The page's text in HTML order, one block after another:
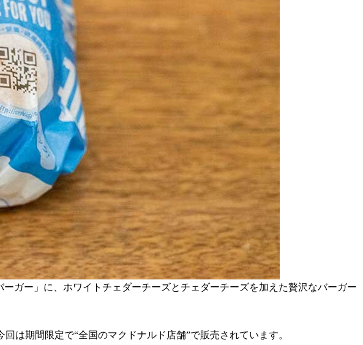
ガー」に、ホワイトチェダーチーズとチェダーチーズを加えた贅沢なバーガー
は期間限定で“全国のマクドナルド店舗”で販売されています。